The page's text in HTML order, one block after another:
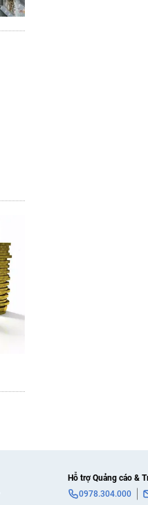
Hỗ trợ Quảng cáo &
0978.304.000